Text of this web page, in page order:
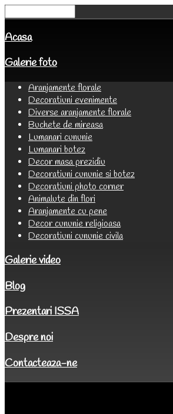
Acasa
Galerie foto
Aranjamente florale
Decoratiuni evenimente
Diverse aranjamente florale
Buchete de mireasa
Lumanari cununie
Lumanari botez
Decor masa prezidiu
Decoratiuni cununie si botez
Decoratiuni photo corner
Animalute din flori
Aranjamente cu pene
Decor cununie religioasa
Decoratiuni cununie civila
Galerie video
Blog
Prezentari ISSA
Despre noi
Contacteaza-ne